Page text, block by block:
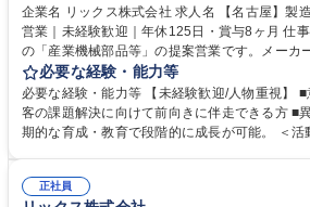
企業名 リックス株式会社 求人名 【名古屋】製造業向け設備機器・部品の
営業｜未経験歓迎｜年休125日・賞与8ヶ月 仕事の内容 大手製造工場向け
の「産業機械部品等」の提案営業です。メーカ
売りに留まらず、自社製品と他社製品調達も含
発想力でお客様の課題解決に向き合っています。 ◆顧客ニーズや課題
体的に捉え、課題解決にむけた最適な商品やサ
提案ができる自由度の高い顧客密着型営業です
発想で提案が可能です。メーカー商社の強みを
必要な経験・能力等
必要な経験・能力等 【未経験歓迎/人物重視】
客の課題解決に向けて前向きに伴走できる方 ■
期的な育成・教育で段階的に成長が可能。 ＜活動イメージ＞提案先は工場
erviews/oneday/oneday02/） ＜組織風土＞組織
正社員